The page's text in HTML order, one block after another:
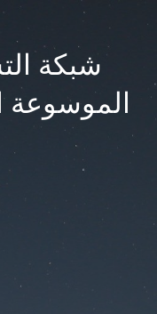
شبكة
الموسوعة